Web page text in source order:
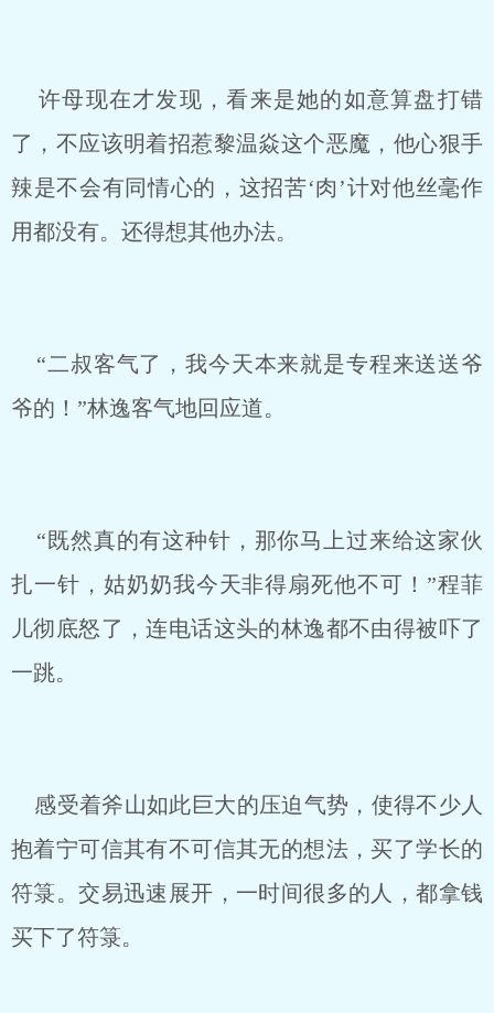
许母现在才发现，看来是她的如意算盘打错
了，不应该明着招惹黎温焱这个恶魔，他心狠手
辣是不会有同情心的，这招苦‘肉’计对他丝毫作
用都没有。还得想其他办法。
“二叔客气了，我今天本来就是专程来送送爷
爷的！”林逸客气地回应道。
“既然真的有这种针，那你马上过来给这家伙
扎一针，姑奶奶我今天非得扇死他不可！”程菲
儿彻底怒了，连电话这头的林逸都不由得被吓了
一跳。
感受着斧山如此巨大的压迫气势，使得不少人
抱着宁可信其有不可信其无的想法，买了学长的
符箓。交易迅速展开，一时间很多的人，都拿钱
买下了符箓。